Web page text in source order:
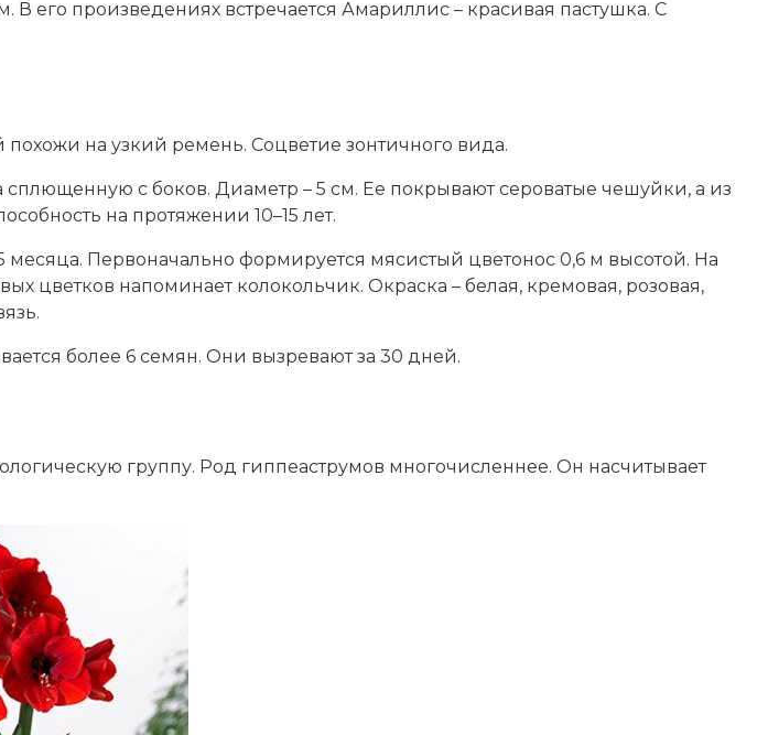
его произведениях встречается Амариллис – красивая пастушка. С
на узкий ремень. Соцветие зонтичного вида.
с боков. Диаметр – 5 см. Ее покрывают сероватые чешуйки, а из
на протяжении 10–15 лет.
Первоначально формируется мясистый цветонос 0,6 м высотой. На
цветков напоминает колокольчик. Окраска – белая, кремовая, розовая,
более 6 семян. Они вызревают за 30 дней.
группу. Род гиппеаструмов многочисленнее. Он насчитывает